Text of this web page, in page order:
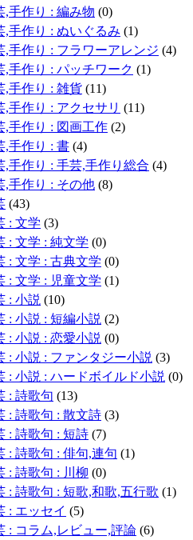
,手作り : 編み物 (0)
,手作り : ぬいぐるみ (1)
,手作り : フラワーアレンジ (4)
,手作り : パッチワーク (1)
,手作り : 雑貨 (11)
,手作り : アクセサリ (11)
,手作り : 図画工作 (2)
,手作り : 書 (4)
,手作り : 手芸,手作り総合 (4)
,手作り : その他 (8)
(43)
: 文学 (3)
: 文学 : 純文学 (0)
: 文学 : 古典文学 (0)
: 文学 : 児童文学 (1)
: 小説 (10)
: 小説 : 短編小説 (2)
: 小説 : 恋愛小説 (0)
: 小説 : ファンタジー小説 (3)
: 小説 : ハードボイルド小説 (0)
: 詩歌句 (13)
: 詩歌句 : 散文詩 (3)
: 詩歌句 : 短詩 (7)
: 詩歌句 : 俳句,連句 (1)
: 詩歌句 : 川柳 (0)
: 詩歌句 : 短歌,和歌,五行歌 (1)
: エッセイ (5)
: コラム,レビュー,評論 (6)